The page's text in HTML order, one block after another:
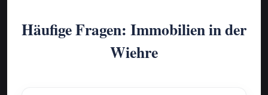
Häufige Fragen: Immobilien in der
Wiehre